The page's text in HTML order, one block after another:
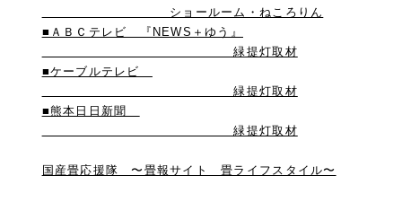
ショールーム・ねころりん
■ＡＢＣテレビ 『NEWS＋ゆう』
緑提灯取材
■ケーブルテレビ
緑提灯取材
■熊本日日新聞
緑提灯取材
国産畳応援隊 〜畳報サイト 畳ライフスタイル〜